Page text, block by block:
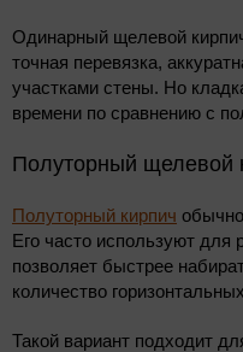
Одинарный щелевой
точная перевязка,
участками стены. Но
времени по сравнению с
Полуторный щелевой
Полуторный кирпич
Его часто используют для
позволяет быстрее
количество
Такой вариант подходит